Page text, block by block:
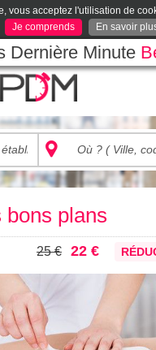
vous acceptez l'utilisation de
Je comprends En savoir
Dernière Minute
bons plans
25 € 22 €